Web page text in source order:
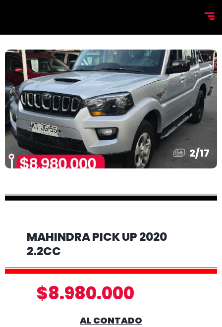
2/17
MAHINDRA PICK UP 2020
2.2CC
$8.980.000
AL CONTADO